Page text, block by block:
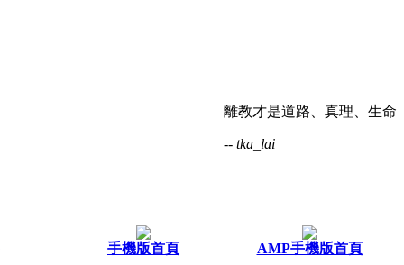
離教才是道路、真理、生命
-- tka_lai
手機版首頁 AMP手機版首頁